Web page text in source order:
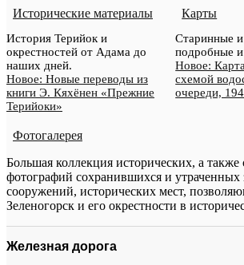
Исторические материалы
История Терийок и
окрестностей от Адама до
наших дней.
Новое: Новые переводы из
книги Э. Кяхёнен «Прежние
Терийоки»
Карты
Старинные
подробные
Новое:
схемой
очереди,
Фотогалерея
Большая коллекция исторических, а
фотографий сохранившихся и утраченных
сооружений, исторических мест,
Зеленогорск и его окрестности в
Железная дорога